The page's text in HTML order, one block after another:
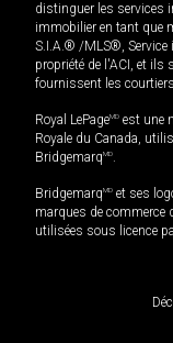
distinguer les services
immobilier en tant que
S.I.A.® /MLS®, Service
propriété de l'ACI, et ils
fournissent les
Royal LePageMD est une
Royale du Canada,
BridgemarqMD.
BridgemarqMD et ses
marques de commerce
utilisées sous licence